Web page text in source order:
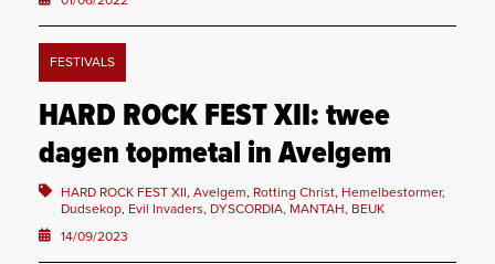
FESTIVALS
HARD ROCK FEST XII: twee
dagen topmetal in Avelgem
HARD ROCK FEST XII, Avelgem, Rotting Christ, Hemelbestormer,
Dudsekop, Evil Invaders, DYSCORDIA, MANTAH, BEUK
14/09/2023